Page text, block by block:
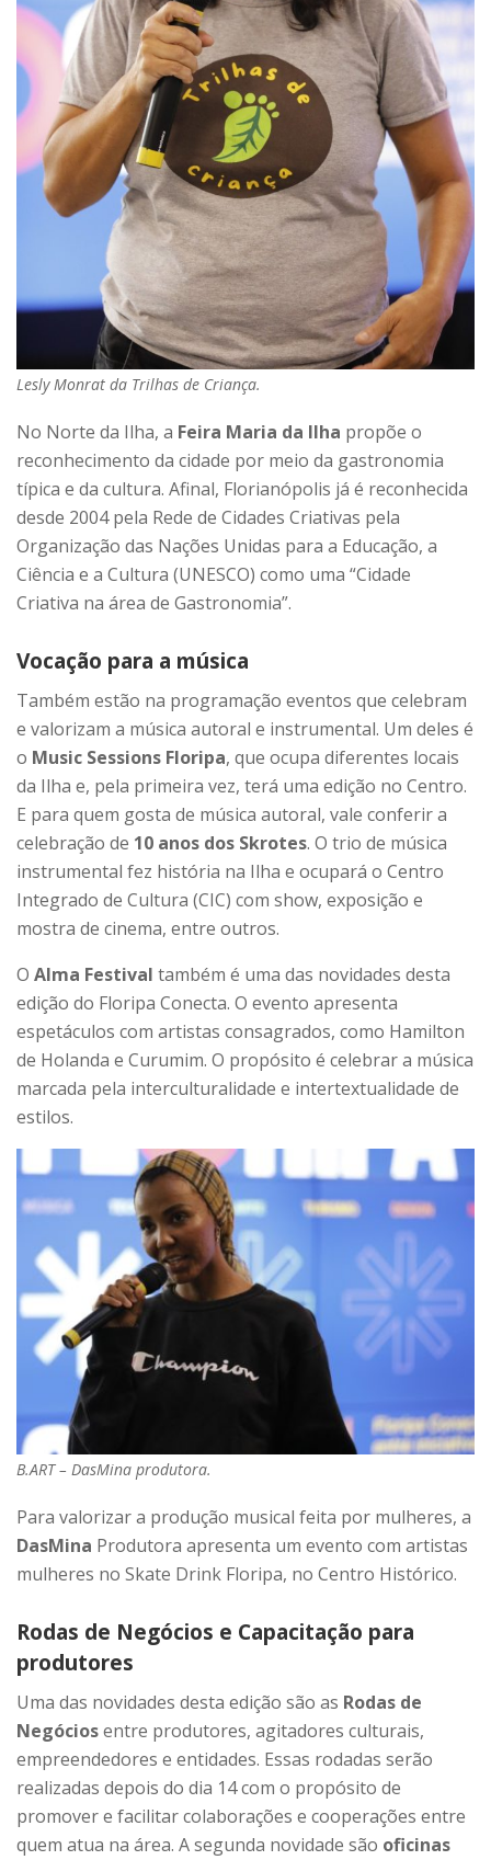
Lesly Monrat da Trilhas de Criança.
No Norte da Ilha, a Feira Maria da Ilha propõe o
reconhecimento da cidade por meio da gastronomia
típica e da cultura. Afinal, Florianópolis já é reconhecida
desde 2004 pela Rede de Cidades Criativas pela
Organização das Nações Unidas para a Educação, a
Ciência e a Cultura (UNESCO) como uma “Cidade
Criativa na área de Gastronomia”.
Vocação para a música
Também estão na programação eventos que celebram
e valorizam a música autoral e instrumental. Um deles é
o Music Sessions Floripa, que ocupa diferentes locais
da Ilha e, pela primeira vez, terá uma edição no Centro.
E para quem gosta de música autoral, vale conferir a
celebração de 10 anos dos Skrotes. O trio de música
instrumental fez história na Ilha e ocupará o Centro
Integrado de Cultura (CIC) com show, exposição e
mostra de cinema, entre outros.
O Alma Festival também é uma das novidades desta
edição do Floripa Conecta. O evento apresenta
espetáculos com artistas consagrados, como Hamilton
de Holanda e Curumim. O propósito é celebrar a música
marcada pela interculturalidade e intertextualidade de
estilos.
B.ART – DasMina produtora.
Para valorizar a produção musical feita por mulheres, a
DasMina Produtora apresenta um evento com artistas
mulheres no Skate Drink Floripa, no Centro Histórico.
Rodas de Negócios e Capacitação para
produtores
Uma das novidades desta edição são as Rodas de
Negóciosentre produtores, agitadores culturais,
empreendedores e entidades. Essas rodadas serão
realizadas depois do dia 14 com o propósito de
promover e facilitar colaborações e cooperações entre
quem atua na área. A segunda novidade são oficinas